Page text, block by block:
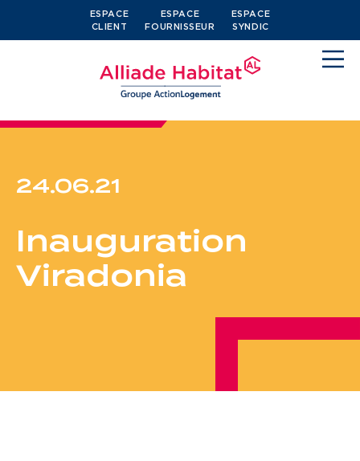
ESPACE
CLIENT
ESPACE
FOURNISSEUR
ESPACE
SYNDIC
Je cherche un logement
J’ai moins de 30 ans
24.06.21
Inauguration
Viradonia